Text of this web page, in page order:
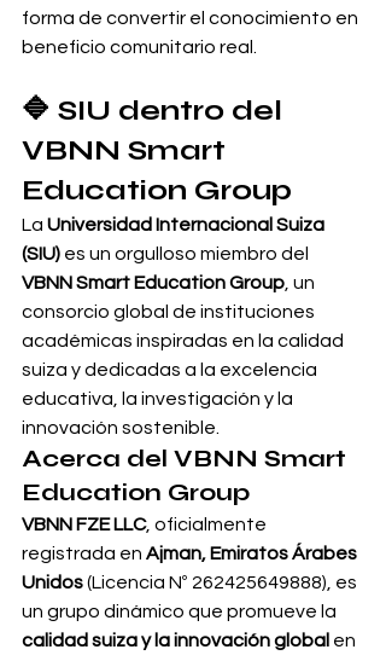
forma de convertir el conocimiento en
beneficio comunitario real.
🔷 SIU dentro del
VBNN Smart
Education Group
La Universidad Internacional Suiza
(SIU) es un orgulloso miembro del
VBNN Smart Education Group , un
consorcio global de instituciones
académicas inspiradas en la calidad
suiza y dedicadas a la excelencia
educativa, la investigación y la
innovación sostenible.
Acerca del VBNN Smart
Education Group
VBNN FZE LLC, oficialmente
registrada en Ajman, Emiratos Árabes
Unidos (Licencia Nº 262425649888), es
un grupo dinámico que promueve la
calidad suiza y la innovación global en